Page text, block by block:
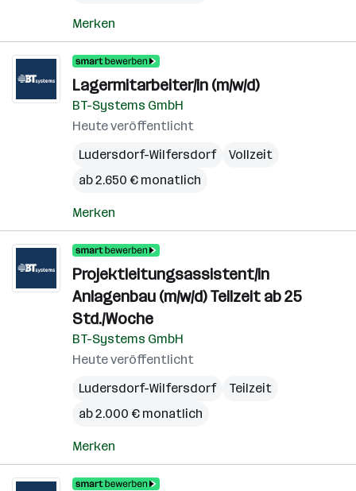
Merken
Lagermitarbeiter/in (m/w/d)
BT-Systems GmbH
Heute veröffentlicht
Ludersdorf-Wilfersdorf
Vollzeit
ab 2.650 € monatlich
Merken
Projektleitungsassistent/in
Anlagenbau (m/w/d) Teilzeit ab 25
Std./Woche
BT-Systems GmbH
Heute veröffentlicht
Ludersdorf-Wilfersdorf
Teilzeit
ab 2.000 € monatlich
Merken